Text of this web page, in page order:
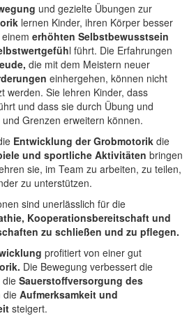
und gezielte Übungen zur
lernen Kinder, ihren Körper besser
erhöhten Selbstbewusstsein
l führt. Die Erfahrungen
die mit dem Meistern neuer
einhergehen, können nicht
werden. Sie lehren Kinder, dass
und dass sie durch Übung und
Grenzen erweitern können.
Entwicklung der Grobmotorik die
und sportliche Aktivitäten bringen
sie, im Team zu arbeiten, zu teilen,
zu unterstützen.
sind unerlässlich für die
Kooperationsbereitschaft und
zu schließen und zu pflegen.
profitiert von einer gut
Die Bewegung verbessert die
die Sauerstoffversorgung des
dieAufmerksamkeit und
steigert.